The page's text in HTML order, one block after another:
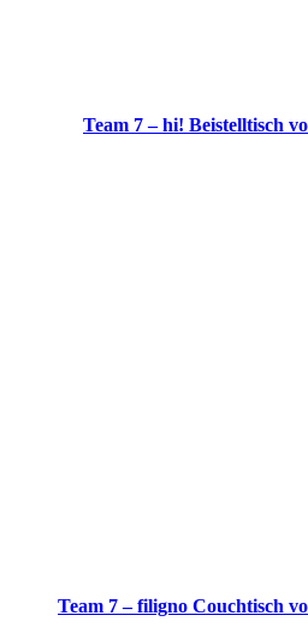
Team 7 – hi! Beistelltisch
Team 7 – filigno Couchtisch